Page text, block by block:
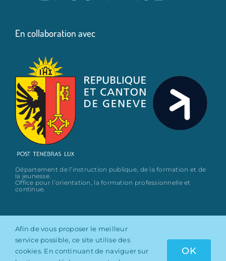
En collaboration avec
Département de l’instruction publique, de la formation et de
la jeunesse.
Office pour l’orientation, la formation professionnelle et
continue.
Afin de vous proposer le meilleur
service possible, ce site utilise des
cookies. En continuant de naviguer sur
OK